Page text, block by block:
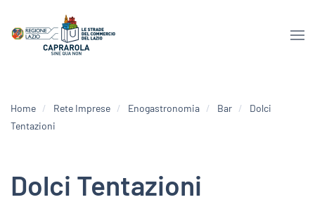
Home Rete Imprese Enogastronomia Bar
Dolci
Tentazioni
Dolci Tentazioni